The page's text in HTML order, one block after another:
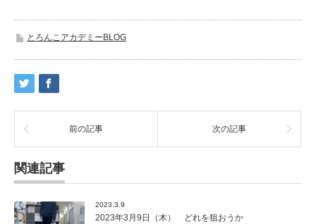
とろんこアカデミーBLOG
前の記事 次の記事
関連記事
2023.3.9
2023年3月9日（木） どれを狙おうか